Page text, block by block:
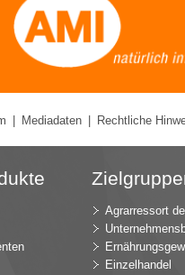
| Mediadaten | Rechtliche
Agrarressort
Einzelhandel